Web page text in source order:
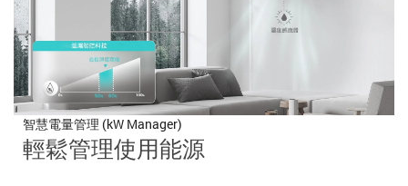
智慧電量管理 (kW Manager)
輕鬆管理使用能源